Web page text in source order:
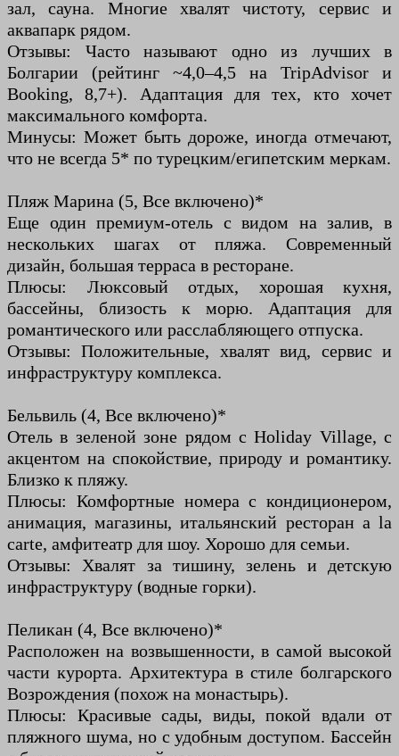
зал, сауна. Многие хвалят чистоту, сервис и
аквапарк рядом.
Отзывы: Часто называют одно из лучших в
Болгарии (рейтинг ~4,0–4,5 на TripAdvisor и
Booking, 8,7+). Адаптация для тех, кто хочет
максимального комфорта.
Минусы: Может быть дороже, иногда отмечают,
что не всегда 5* по турецким/египетским меркам.
Пляж Марина (5, Все включено)*
Еще один премиум-отель с видом на залив, в
нескольких шагах от пляжа. Современный
дизайн, большая терраса в ресторане.
Плюсы: Люксовый отдых, хорошая кухня,
бассейны, близость к морю. Адаптация для
романтического или расслабляющего отпуска.
Отзывы: Положительные, хвалят вид, сервис и
инфраструктуру комплекса.
Бельвиль (4, Все включено)*
Отель в зеленой зоне рядом с Holiday Village, с
акцентом на спокойствие, природу и романтику.
Близко к пляжу.
Плюсы: Комфортные номера с кондиционером,
анимация, магазины, итальянский ресторан a la
carte, амфитеатр для шоу. Хорошо для семьи.
Отзывы: Хвалят за тишину, зелень и детскую
инфраструктуру (водные горки).
Пеликан (4, Все включено)*
Расположен на возвышенности, в самой высокой
части курорта. Архитектура в стиле болгарского
Возрождения (похож на монастырь).
Плюсы: Красивые сады, виды, покой вдали от
пляжного шума, но с удобным доступом. Бассейн